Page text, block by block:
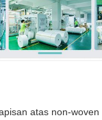
atas non-woven